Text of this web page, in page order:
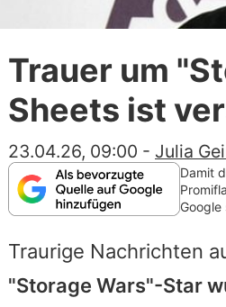
Trauer um
Sheets ist
23.04.26, 09:00 - Julia
Damit
Google
Traurige Nachrichten
"Storage Wars"-Star